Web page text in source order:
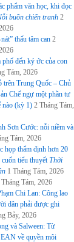
phẩm văn học, khi đọc
buồn chiến tranh 2
thấu tâm can 2
đến ký ức của con
Tám, 2026
trên Trung Quốc – Chủ
Chế ngự một phần tư
nào (kỳ 1) 2 Tháng Tám,
Sơn Cước: nỗi niềm và
Tám, 2026
họp thẩm định hơn 20
tiểu thuyếtThời
1 Tháng Tám, 2026
Tháng Tám, 2026
Chi Lan: Công lao
dân phải được ghi
Bảy, 2026
và Salween: Từ
về quyền môi